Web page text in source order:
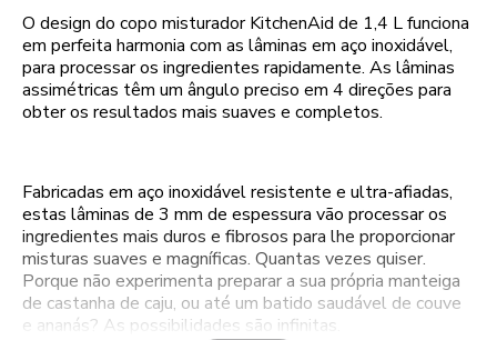
O design do copo misturador KitchenAid de 1,4 L funciona
em perfeita harmonia com as lâminas em aço inoxidável,
para processar os ingredientes rapidamente. As lâminas
assimétricas têm um ângulo preciso em 4 direções para
obter os resultados mais suaves e completos.
Fabricadas em aço inoxidável resistente e ultra-afiadas,
estas lâminas de 3 mm de espessura vão processar os
ingredientes mais duros e fibrosos para lhe proporcionar
misturas suaves e magníficas. Quantas vezes quiser.
Porque não experimenta preparar a sua própria manteiga
de castanha de caju, ou até um batido saudável de couve
e ananás? As possibilidades são infinitas.